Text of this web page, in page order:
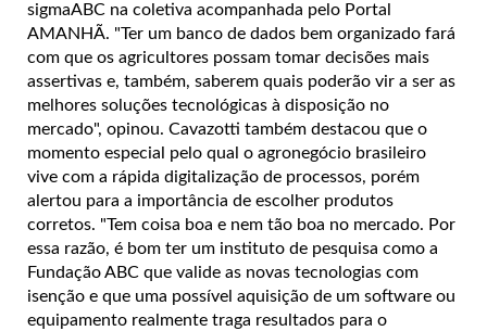
sigmaABC na coletiva acompanhada pelo Portal
AMANHÃ. "Ter um banco de dados bem organizado fará
com que os agricultores possam tomar decisões mais
assertivas e, também, saberem quais poderão vir a ser as
melhores soluções tecnológicas à disposição no
mercado", opinou. Cavazotti também destacou que o
momento especial pelo qual o agronegócio brasileiro
vive com a rápida digitalização de processos, porém
alertou para a importância de escolher produtos
corretos. "Tem coisa boa e nem tão boa no mercado. Por
essa razão, é bom ter um instituto de pesquisa como a
Fundação ABC que valide as novas tecnologias com
isenção e que uma possível aquisição de um software ou
equipamento realmente traga resultados para o